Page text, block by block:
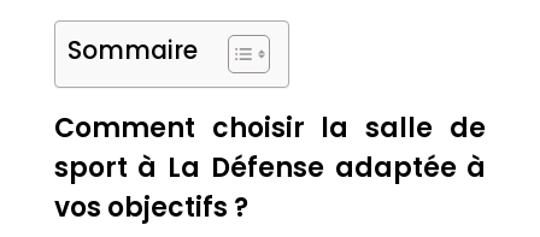
Sommaire
Comment choisir la salle de
sport à La Défense adaptée à
vos objectifs ?